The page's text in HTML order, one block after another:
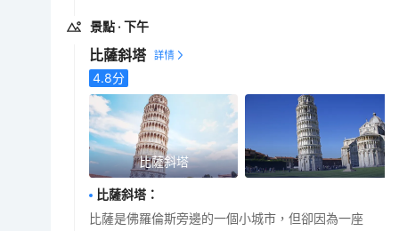
景點 · 下午
比薩斜塔
4.8分
比薩斜塔
比薩斜塔 ：
比薩是佛羅倫斯旁邊的一個小城市，但卻因為一座